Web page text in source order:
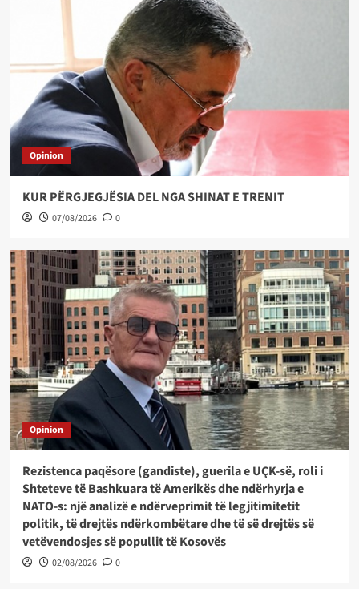
Opinion
KUR PËRGJEGJËSIA DEL NGA SHINAT E TRENIT
07/08/2026 0
Opinion
Rezistenca paqësore (gandiste), guerila e UÇK-së, roli i
Shteteve të Bashkuara të Amerikës dhe ndërhyrja e
NATO-s: një analizë e ndërveprimit të legjitimitetit
politik, të drejtës ndërkombëtare dhe të së drejtës së
vetëvendosjes së popullit të Kosovës
02/08/2026 0